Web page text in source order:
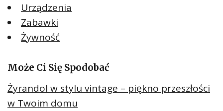
Urządzenia
Zabawki
Żywność
Może Ci Się Spodobać
Żyrandol w stylu vintage – piękno przeszłości
w Twoim domu